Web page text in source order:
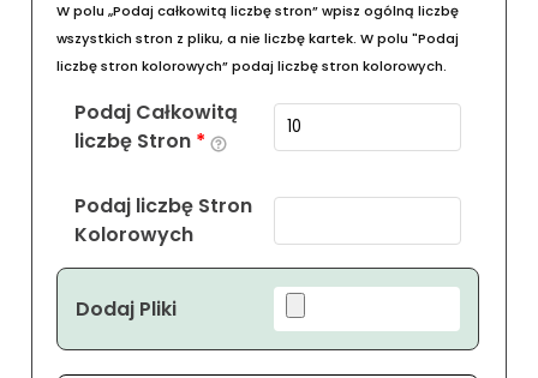
W polu „Podaj całkowitą liczbę stron” wpisz ogólną liczbę
wszystkich stron z pliku, a nie liczbę kartek. W polu "Podaj
liczbę stron kolorowych” podaj liczbę stron kolorowych.
Podaj Całkowitą
liczbę Stron *
Podaj liczbę Stron
Kolorowych
Dodaj Pliki